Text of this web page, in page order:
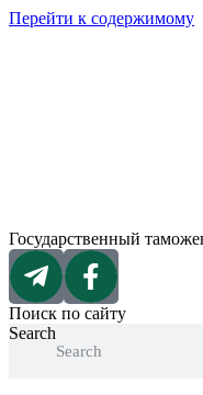
Перейти к содержимому
Государственный
Поиск по сайту
Search
Search